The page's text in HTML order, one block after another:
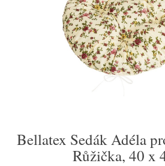
Bellatex Sedák Adéla
Růžička, 40 x